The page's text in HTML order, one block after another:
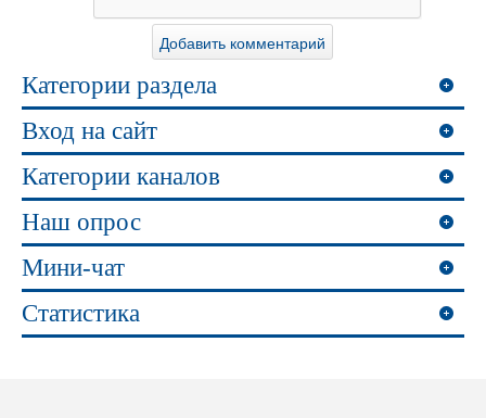
Категории раздела
Вход на сайт
Категории каналов
Наш опрос
Мини-чат
Статистика